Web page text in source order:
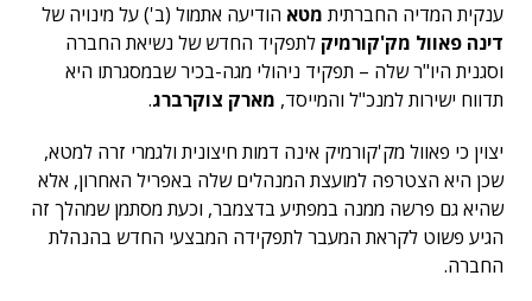
ענקית המדיה החברתית מטא הודיעה אתמול (ב') על מינויה של
דינה פאוול מק'קורמיק לתפקיד החדש של נשיאת החברה
וסגנית היו"ר שלה – תפקיד ניהולי מגה-בכיר שבמסגרתו היא
תדווח ישירות למנכ"ל והמייסד, מארק צוקרברג.
יצוין כי פאוול מק'קורמיק אינה דמות חיצונית ולגמרי זרה למטא,
שכן היא הצטרפה למועצת המנהלים שלה באפריל האחרון, אלא
שהיא גם פרשה ממנה במפתיע בדצמבר, וכעת מסתמן שמהלך זה
הגיע פשוט לקראת המעבר לתפקידה המבצעי החדש בהנהלת
החברה.